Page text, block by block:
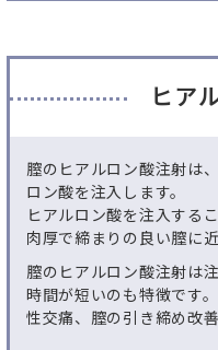
ヒア
膣のヒアルロン酸注射は
ロン酸を注入します。
ヒアルロン酸を注入する
肉厚で締まりの良い膣に近
膣のヒアルロン酸注射は
時間が短いのも特徴です。
性交痛、膣の引き締め改善